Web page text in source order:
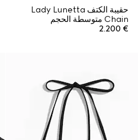
حقيبة الكتف Lady Lunetta
Chain متوسطة الحجم
€ 2.200